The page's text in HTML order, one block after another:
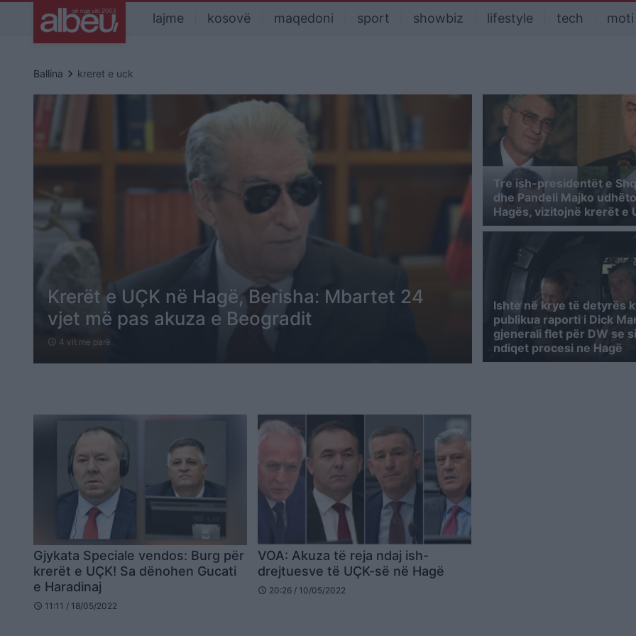
lajme kosovë maqedoni sport showbiz lifestyle tech moti
Ballina keyboard_arrow_right kreret e uck
Krerët e UÇK në Hagë, Berisha: Mbartet 24
vjet më pas akuza e Beogradit
schedule 4 vit me parë
Tre ish-presidentët e
dhe Pandeli Majko
Hagës, vizitojnë krerët e
Ishte në krye të detyrës
publikua raporti i Dick
gjenerali flet për DW se
ndiqet procesi ne Hagë
Gjykata Speciale vendos: Burg për
krerët e UÇK! Sa dënohen Gucati
e Haradinaj
schedule 11:11 / 18/05/2022
VOA: Akuza të reja ndaj ish-
drejtuesve të UÇK-së në Hagë
schedule 20:26 / 10/05/2022